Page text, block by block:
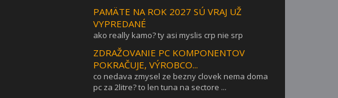
PAMÄTE NA ROK 2027 SÚ VRAJ UŽ
VYPREDANÉ
ako really kamo? ty asi myslis crp nie srp
ZDRAŽOVANIE PC KOMPONENTOV
POKRAČUJE, VÝROBCO...
co nedava zmysel ze bezny clovek nema doma
pc za 2litre? to len tuna na sectore ...